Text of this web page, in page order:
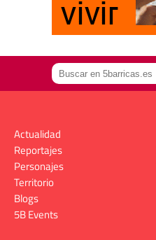
Actualidad
Reportajes
Personajes
Territorio
Blogs
5B Events